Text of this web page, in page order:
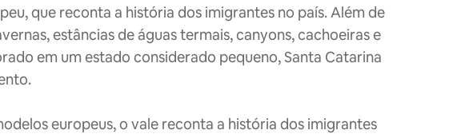
que reconta a história dos imigrantes no país. Além de
estâncias de águas termais, canyons, cachoeiras e
em um estado considerado pequeno, Santa Catarina
europeus, o vale reconta a história dos imigrantes